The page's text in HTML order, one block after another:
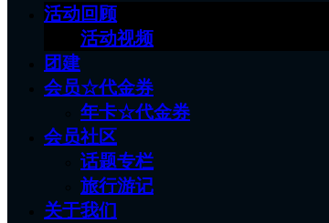
活动回顾
活动视频
团建
会员☆代金券
年卡☆代金券
会员社区
话题专栏
旅行游记
关于我们